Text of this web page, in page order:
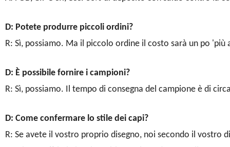
D: Potete produrre piccoli ordini?
R: Sì, possiamo. Ma il piccolo ordine il costo sarà un po 'più
D: È possibile fornire i campioni?
R: Sì, possiamo. Il tempo di consegna del campione è di
D: Come confermare lo stile dei capi?
R: Se avete il vostro proprio disegno, noi secondo il vostro